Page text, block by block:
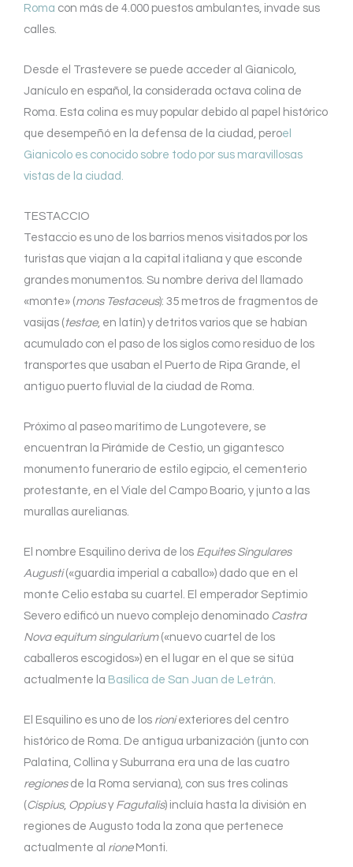
Roma con más de 4.000 puestos ambulantes, invade sus
calles.
Desde el Trastevere se puede acceder al Gianicolo,
Janículo en español, la considerada octava colina de
Roma. Esta colina es muy popular debido al papel histórico
que desempeñó en la defensa de la ciudad, peroel
Gianicolo es conocido sobre todo por sus maravillosas
vistas de la ciudad.
TESTACCIO
Testaccio es uno de los barrios menos visitados por los
turistas que viajan a la capital italiana y que esconde
grandes monumentos. Su nombre deriva del llamado
«monte» (mons Testaceus): 35 metros de fragmentos de
vasijas ( testae, en latín) y detritos varios que se habían
acumulado con el paso de los siglos como residuo de los
transportes que usaban el Puerto de Ripa Grande, el
antiguo puerto fluvial de la ciudad de Roma.
Próximo al paseo marítimo de Lungotevere, se
encuentran la Pirámide de Cestio, un gigantesco
monumento funerario de estilo egipcio, el cementerio
protestante, en el Viale del Campo Boario, y junto a las
murallas aurelianas.
El nombre Esquilino deriva de los Equites Singulares
Augusti(«guardia imperial a caballo») dado que en el
monte Celio estaba su cuartel. El emperador Septimio
Severo edificó un nuevo complejo denominado Castra
Nova equitum singularium(«nuevo cuartel de los
caballeros escogidos») en el lugar en el que se sitúa
actualmente la Basílica de San Juan de Letrán.
El Esquilino es uno de los rioniexteriores del centro
histórico de Roma. De antigua urbanización (junto con
Palatina, Collina y Suburrana era una de las cuatro
regionesde la Roma serviana), con sus tres colinas
(Cispius, Oppiusy Fagutalis) incluía hasta la división en
regiones de Augusto toda la zona que pertenece
actualmente al rioneMonti.